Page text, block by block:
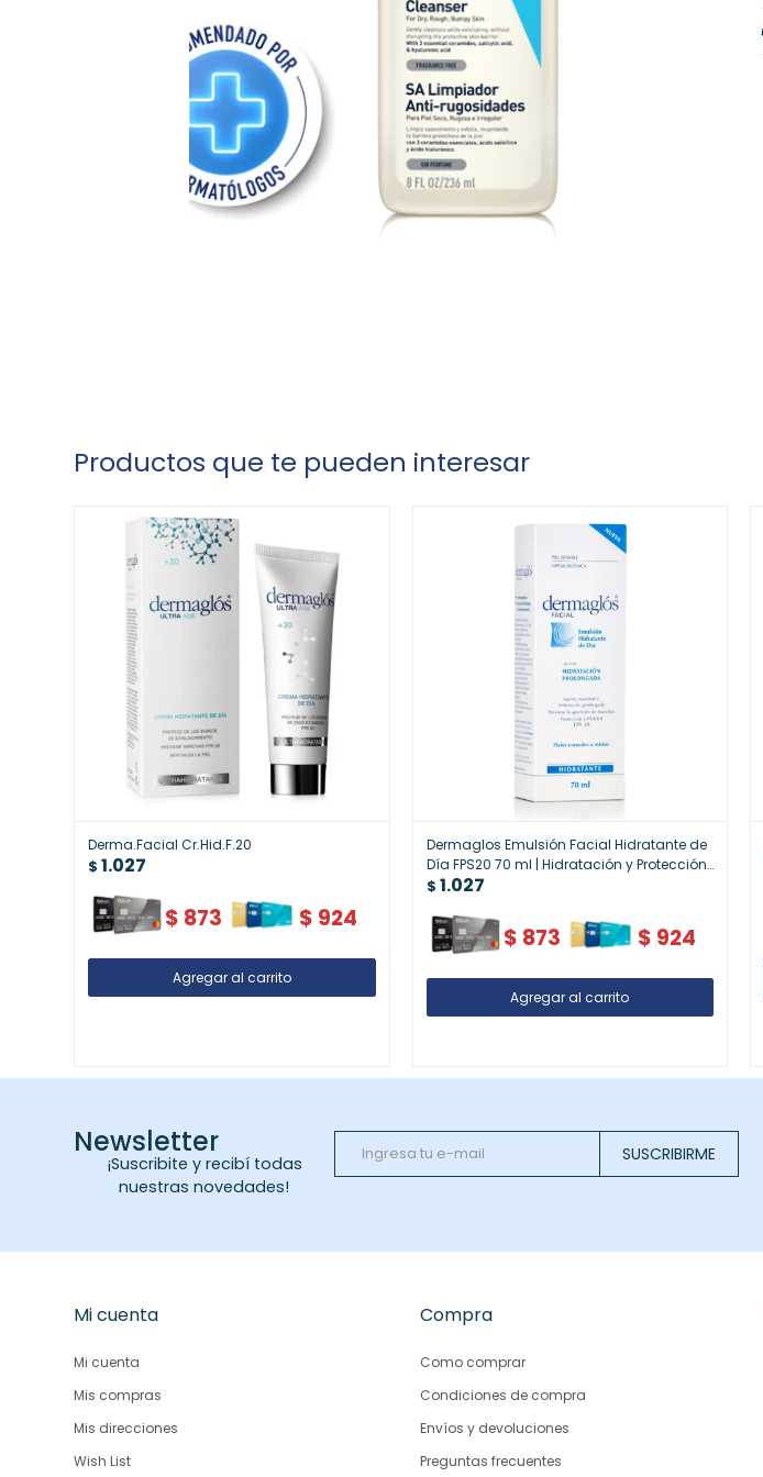
Productos que te pueden interesar
Derma.Facial Cr.Hid.F.20
$ 1.027
$ 873 $ 924
Dermaglos Emulsión Facial Hidratante de
Día FPS20 70 ml | Hidratación y Protección
Solar
$ 1.027
$ 873 $ 924
Newsletter
¡Suscribite y recibí todas
nuestras novedades!
SUSCRIBIRME
Mi cuenta
Mi cuenta
Mis compras
Mis direcciones
Wish List
Compra
Como comprar
Condiciones de compra
Envíos y devoluciones
Preguntas frecuentes